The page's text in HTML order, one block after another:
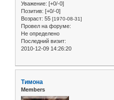
Уважение: [+0/-0]
Позитив: [+0/-0]
Возраст: 55 [1970-08-31]
Провел на форуме:
Не определено
Последний визит:
2010-12-09 14:26:20
Тимона
Members